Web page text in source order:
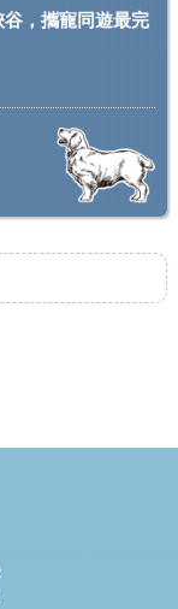
，攜寵同遊最完